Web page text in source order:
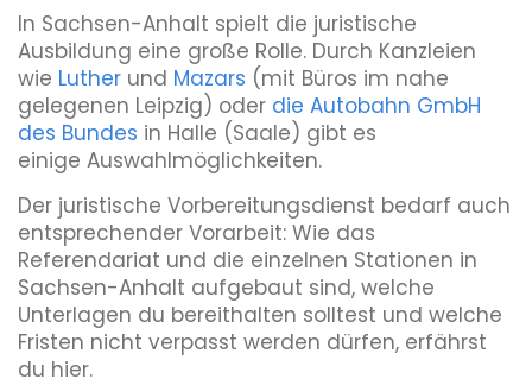
In Sachsen-Anhalt spielt die juristische
Ausbildung eine große Rolle. Durch Kanzleien
wie Luther und Mazars (mit Büros im nahe
gelegenen Leipzig) oder die Autobahn GmbH
des Bundes in Halle (Saale) gibt es
einige Auswahlmöglichkeiten.
Der juristische Vorbereitungsdienst bedarf auch
entsprechender Vorarbeit: Wie das
Referendariat und die einzelnen Stationen in
Sachsen-Anhalt aufgebaut sind, welche
Unterlagen du bereithalten solltest und welche
Fristen nicht verpasst werden dürfen, erfährst
du hier.